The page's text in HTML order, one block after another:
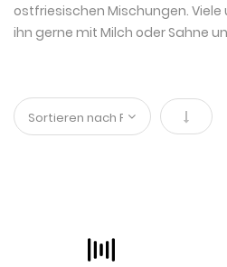
ostfriesischen Mischungen. Viele
ihn gerne mit Milch oder Sahne
In